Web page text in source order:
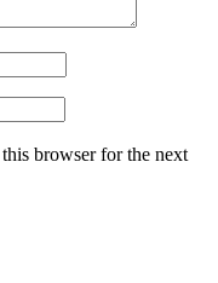
browser for the next